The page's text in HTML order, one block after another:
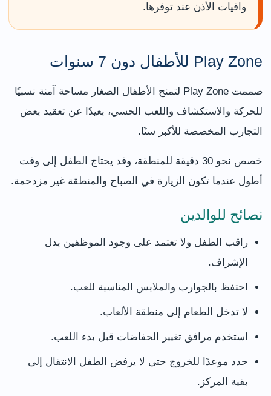
واقيات الأذن عند توفرها.
Play Zone للأطفال دون 7 سنوات
صممت Play Zone لتمنح الأطفال الصغار مساحة آمنة نسبيًا
للحركة والاستكشاف واللعب الحسي، بعيدًا عن تعقيد بعض
التجارب المخصصة للأكبر سنًا.
خصص نحو 30 دقيقة للمنطقة، وقد يحتاج الطفل إلى وقت
أطول عندما تكون الزيارة في الصباح والمنطقة غير مزدحمة.
نصائح للوالدين
راقب الطفل ولا تعتمد على وجود الموظفين بدل
الإشراف.
احتفظ بالجوارب والملابس المناسبة للعب.
لا تدخل الطعام إلى منطقة الألعاب.
استخدم مرافق تغيير الحفاضات قبل بدء اللعب.
حدد موعدًا للخروج حتى لا يرفض الطفل الانتقال إلى
بقية المركز.